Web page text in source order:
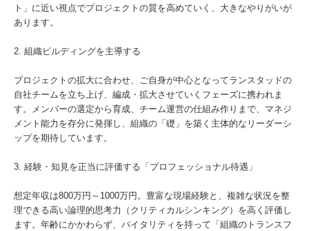
ト」に近い視点でプロジェクトの質を高めていく、大きなやりがいが
あります。
2. 組織ビルディングを主導する
プロジェクトの拡大に合わせ、ご自身が中心となってランスタッドの
自社チームを立ち上げ、編成・拡大させていくフェーズに携われま
す。メンバーの選定から育成、チーム運営の仕組み作りまで、マネジ
メント能力を存分に発揮し、組織の「礎」を築く主体的なリーダーシ
ップを期待しています。
3. 経験・知見を正当に評価する「プロフェッショナル待遇」
想定年収は800万円～1000万円。豊富な現場経験と、複雑な状況を整
理できる高い論理的思考力（クリティカルシンキング）を高く評価し
ます。年齢にかかわらず、バイタリティを持って「組織のトランスフ